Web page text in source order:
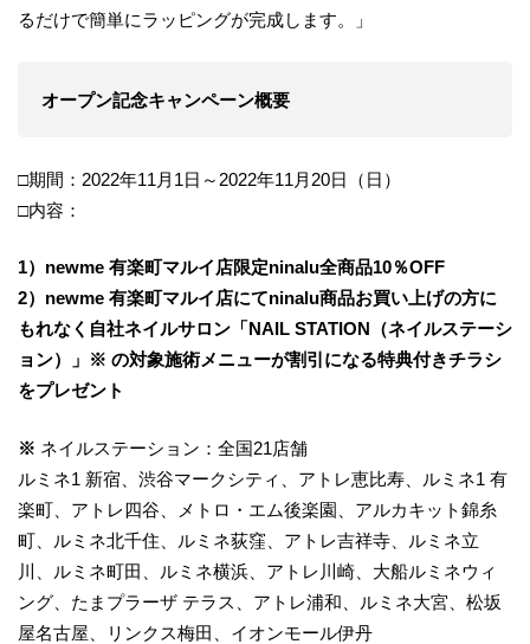
るだけで簡単にラッピングが完成します。」
オープン記念キャンペーン概要
□期間：2022年11月1日～2022年11月20日（日）
□内容：
1）newme 有楽町マルイ店限定ninalu全商品10％OFF
2）newme 有楽町マルイ店にてninalu商品お買い上げの方に
もれなく自社ネイルサロン「NAIL STATION（ネイルステーシ
ョン）」※ の対象施術メニューが割引になる特典付きチラシ
をプレゼント
※ ネイルステーション：全国21店舗
ルミネ1 新宿、渋谷マークシティ、アトレ恵比寿、ルミネ1 有
楽町、アトレ四谷、メトロ・エム後楽園、アルカキット錦糸
町、ルミネ北千住、ルミネ荻窪、アトレ吉祥寺、ルミネ立
川、ルミネ町田、ルミネ横浜、アトレ川崎、大船ルミネウィ
ング、たまプラーザ テラス、アトレ浦和、ルミネ大宮、松坂
屋名古屋、リンクス梅田、イオンモール伊丹